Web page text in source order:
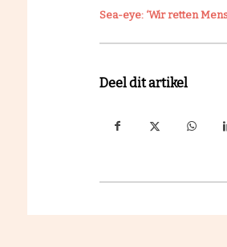
Sea-eye: ‘Wir retten
Deel dit artikel